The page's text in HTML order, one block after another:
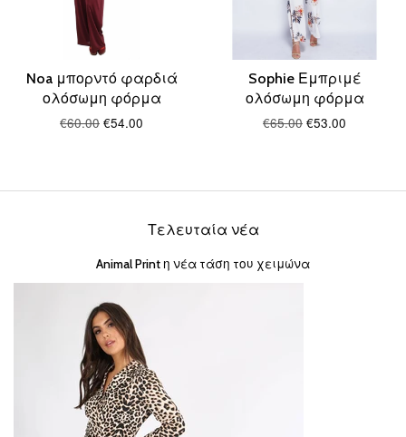
Noa μπορντό φαρδιά
ολόσωμη φόρμα
€60.00 €54.00
Sophie Εμπριμέ
ολόσωμη φόρμα
€65.00 €53.00
Τελευταία νέα
Animal Print η νέα τάση του χειμώνα